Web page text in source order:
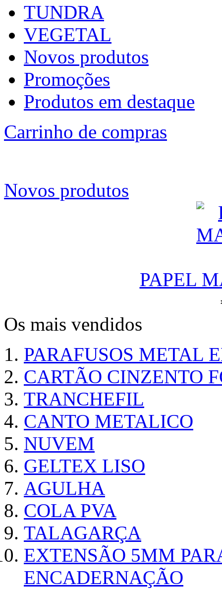
TUNDRA
VEGETAL
Novos produtos
Promoções
Produtos em destaque
Carrinho de compras
Novos produtos
PAPEL
Os mais vendidos
PARAFUSOS METAL
CARTÃO CINZENTO
TRANCHEFIL
CANTO METALICO
NUVEM
GELTEX LISO
AGULHA
COLA PVA
TALAGARÇA
EXTENSÃO 5MM
ENCADERNAÇÃO